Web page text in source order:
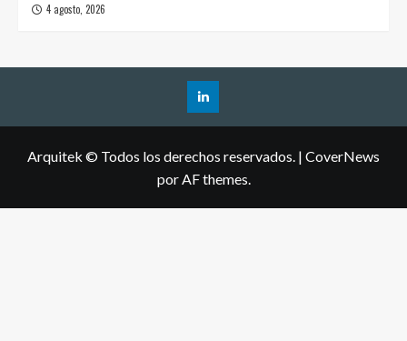
4 agosto, 2026
Arquitek © Todos los derechos reservados. | CoverNews
por AF themes.